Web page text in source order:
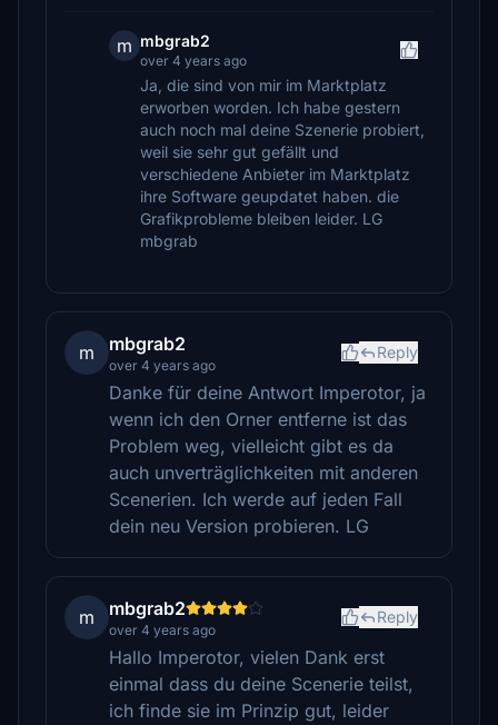
m mbgrab2
over 4 years ago
Ja, die sind von mir im Marktplatz
erworben worden. Ich habe gestern
auch noch mal deine Szenerie probiert,
weil sie sehr gut gefällt und
verschiedene Anbieter im Marktplatz
ihre Software geupdatet haben. die
Grafikprobleme bleiben leider. LG
mbgrab
m mbgrab2
over 4 years ago
Reply
Danke für deine Antwort Imperotor, ja
wenn ich den Orner entferne ist das
Problem weg, vielleicht gibt es da
auch unverträglichkeiten mit anderen
Scenerien. Ich werde auf jeden Fall
dein neu Version probieren. LG
m mbgrab2
over 4 years ago
Reply
Hallo Imperotor, vielen Dank erst
einmal dass du deine Scenerie teilst,
ich finde sie im Prinzip gut, leider